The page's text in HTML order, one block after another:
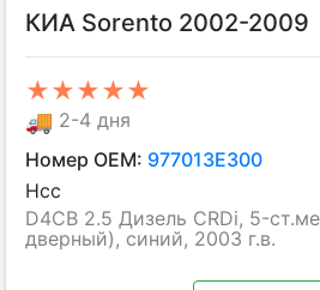
КИА Sorento 2002-2009
★★★★★
🚚 2-4 дня
Номер OEM: 977013E300
Hcc
D4CB 2.5 Дизель CRDi, 5-
дверный), синий, 2003 г.в.